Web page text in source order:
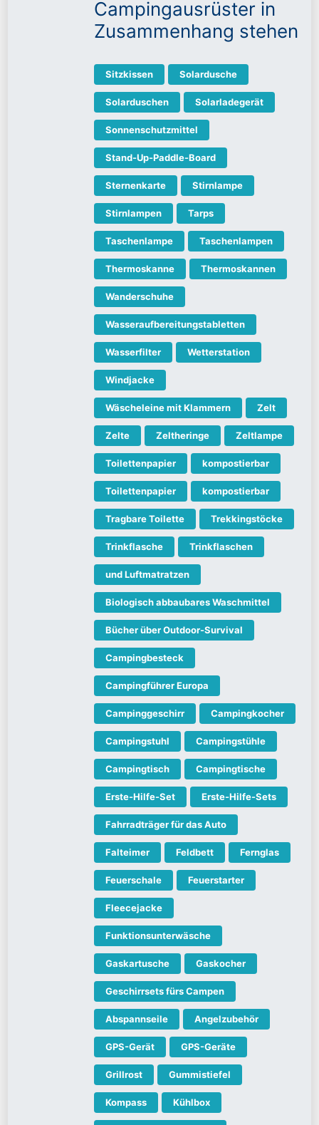
Campingausrüster in
Zusammenhang stehen
Sitzkissen Solardusche
Solarduschen Solarladegerät
Sonnenschutzmittel
Stand-Up-Paddle-Board
Sternenkarte Stirnlampe
Stirnlampen Tarps
Taschenlampe Taschenlampen
Thermoskanne Thermoskannen
Wanderschuhe
Wasseraufbereitungstabletten
Wasserfilter Wetterstation
Windjacke
Wäscheleine mit Klammern Zelt
Zelte Zeltheringe Zeltlampe
Toilettenpapier kompostierbar
Toilettenpapier kompostierbar
Tragbare Toilette Trekkingstöcke
Trinkflasche Trinkflaschen
und Luftmatratzen
Biologisch abbaubares Waschmittel
Bücher über Outdoor-Survival
Campingbesteck
Campingführer Europa
Campinggeschirr Campingkocher
Campingstuhl Campingstühle
Campingtisch Campingtische
Erste-Hilfe-Set Erste-Hilfe-Sets
Fahrradträger für das Auto
Falteimer Feldbett Fernglas
Feuerschale Feuerstarter
Fleecejacke
Funktionsunterwäsche
Gaskartusche Gaskocher
Geschirrsets fürs Campen
Abspannseile Angelzubehör
GPS-Gerät GPS-Geräte
Grillrost Gummistiefel
Kompass Kühlbox